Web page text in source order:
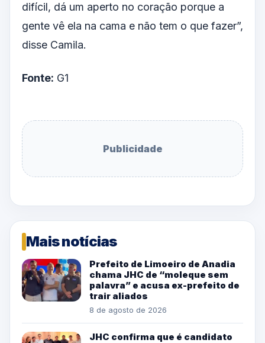
difícil, dá um aperto no coração porque a
gente vê ela na cama e não tem o que fazer”,
disse Camila.
Fonte: G1
Publicidade
Mais notícias
Prefeito de Limoeiro de Anadia
chama JHC de “moleque sem
palavra” e acusa ex-prefeito de
trair aliados
8 de agosto de 2026
JHC confirma que é candidato